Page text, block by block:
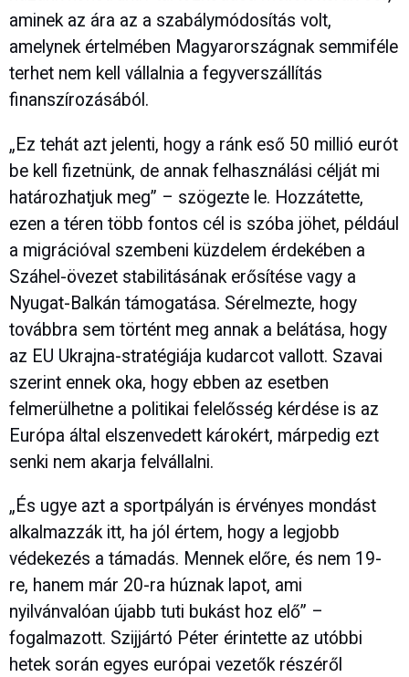
aminek az ára az a szabálymódosítás volt,
amelynek értelmében Magyarországnak semmiféle
terhet nem kell vállalnia a fegyverszállítás
finanszírozásából.
„Ez tehát azt jelenti, hogy a ránk eső 50 millió eurót
be kell fizetnünk, de annak felhasználási célját mi
határozhatjuk meg” – szögezte le. Hozzátette,
ezen a téren több fontos cél is szóba jöhet, például
a migrációval szembeni küzdelem érdekében a
Száhel-övezet stabilitásának erősítése vagy a
Nyugat-Balkán támogatása. Sérelmezte, hogy
továbbra sem történt meg annak a belátása, hogy
az EU Ukrajna-stratégiája kudarcot vallott. Szavai
szerint ennek oka, hogy ebben az esetben
felmerülhetne a politikai felelősség kérdése is az
Európa által elszenvedett károkért, márpedig ezt
senki nem akarja felvállalni.
„És ugye azt a sportpályán is érvényes mondást
alkalmazzák itt, ha jól értem, hogy a legjobb
védekezés a támadás. Mennek előre, és nem 19-
re, hanem már 20-ra húznak lapot, ami
nyilvánvalóan újabb tuti bukást hoz elő” –
fogalmazott. Szijjártó Péter érintette az utóbbi
hetek során egyes európai vezetők részéről